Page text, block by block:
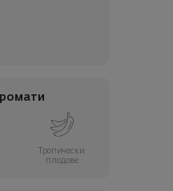
Тропически
плодове